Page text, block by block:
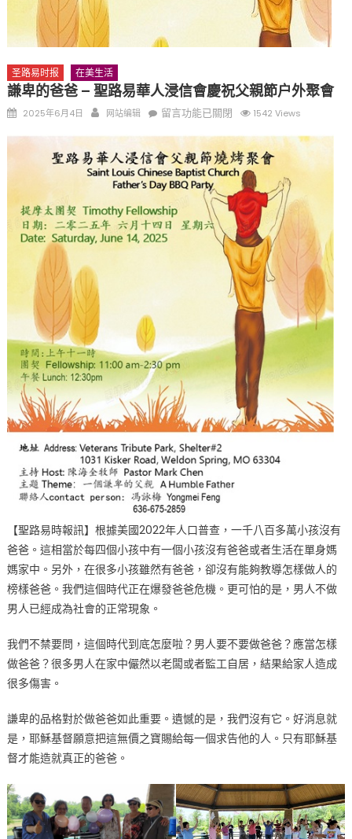
圣路易时报 在美生活
謙卑的爸爸 – 聖路易華人浸信會慶祝父親節户外聚會
Posted
2025年6月4日 Author
网站编辑
在
卑
的
爸
爸
–
聖
會
慶
祝
父
親
節
户
外
聚
會〉
中
留言功能已關閉 1542 Views
【聖路易時報訊】根據美國2022年人口普查，一千八百多萬小孩沒有
爸爸。這相當於每四個小孩中有一個小孩沒有爸爸或者生活在單身媽
媽家中。另外，在很多小孩雖然有爸爸，卻沒有能夠教導怎樣做人的
榜樣爸爸。我們這個時代正在爆發爸爸危機。更可怕的是，男人不做
男人已經成為社會的正常現象。
我們不禁要問，這個時代到底怎麼啦？男人要不要做爸爸？應當怎樣
做爸爸？很多男人在家中儼然以老闆或者監工自居，結果給家人造成
很多傷害。
謙卑的品格對於做爸爸如此重要。遺憾的是，我們沒有它。好消息就
是，耶穌基督願意把這無價之寶賜給每一個求告他的人。只有耶穌基
督才能造就真正的爸爸。